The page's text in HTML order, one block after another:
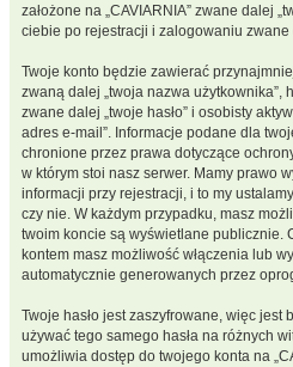
założone na „CAVIARNIA” zwane dalej
ciebie po rejestracji i zalogowaniu zwane
Twoje konto będzie zawierać
zwaną dalej „twoja nazwa użytkownika”,
zwane dalej „twoje hasło” i osobisty
adres e-mail”. Informacje podane dla
chronione przez prawa dotyczące
w którym stoi nasz serwer. Mamy prawo
informacji przy rejestracji, i to my
czy nie. W każdym przypadku, masz
twoim koncie są wyświetlane publicznie.
kontem masz możliwość włączenia lub
automatycznie generowanych przez
Twoje hasło jest zaszyfrowane, więc
używać tego samego hasła na różnych
umożliwia dostęp do twojego konta na